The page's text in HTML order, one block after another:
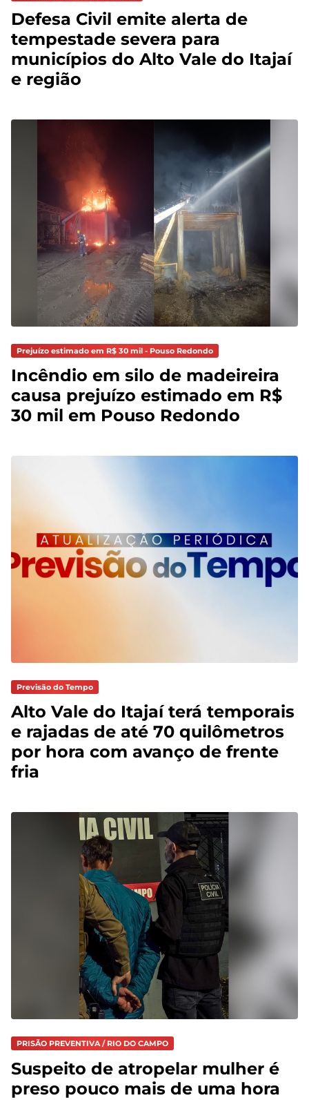
Defesa Civil emite alerta de
tempestade severa para
municípios do Alto Vale do Itajaí
e região
Prejuízo estimado em R$ 30 mil - Pouso Redondo
Incêndio em silo de madeireira
causa prejuízo estimado em R$
30 mil em Pouso Redondo
Previsão do Tempo
Alto Vale do Itajaí terá temporais
e rajadas de até 70 quilômetros
por hora com avanço de frente
fria
PRISÃO PREVENTIVA / RIO DO CAMPO
Suspeito de atropelar mulher é
preso pouco mais de uma hora